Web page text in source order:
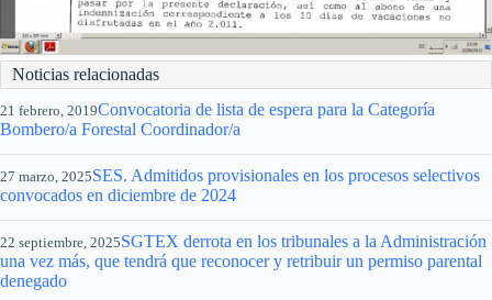
Noticias relacionadas
21 febrero, 2019Convocatoria de lista de espera para la Categoría
Bombero/a Forestal Coordinador/a
27 marzo, 2025SES. Admitidos provisionales en los procesos selectivos
convocados en diciembre de 2024
22 septiembre, 2025SGTEX derrota en los tribunales a la Administración
una vez más, que tendrá que reconocer y retribuir un permiso parental
denegado